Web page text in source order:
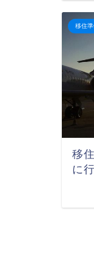
移住
移
に